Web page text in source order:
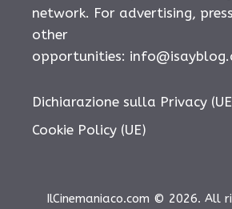
network. For advertising,
other
opportunities:
Dichiarazione sulla Privacy
Cookie Policy (UE)
IlCinemaniaco.com © 2026. All